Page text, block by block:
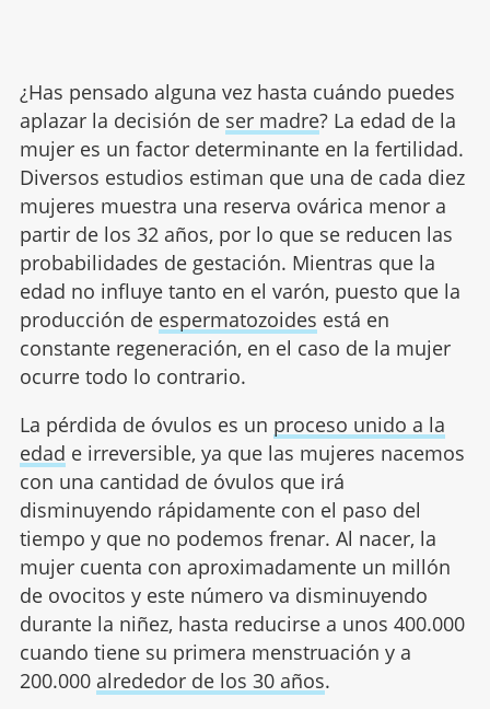
¿Has pensado alguna vez hasta cuándo puedes
aplazar la decisión de ser madre? La edad de la
mujer es un factor determinante en la fertilidad.
Diversos estudios estiman que una de cada diez
mujeres muestra una reserva ovárica menor a
partir de los 32 años, por lo que se reducen las
probabilidades de gestación. Mientras que la
edad no influye tanto en el varón, puesto que la
producción de espermatozoides está en
constante regeneración, en el caso de la mujer
ocurre todo lo contrario.
La pérdida de óvulos es un proceso unido a la
edad e irreversible, ya que las mujeres nacemos
con una cantidad de óvulos que irá
disminuyendo rápidamente con el paso del
tiempo y que no podemos frenar. Al nacer, la
mujer cuenta con aproximadamente un millón
de ovocitos y este número va disminuyendo
durante la niñez, hasta reducirse a unos 400.000
cuando tiene su primera menstruación y a
200.000 alrededor de los 30 años.